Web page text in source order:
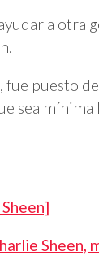
a otra
fue puesto
sea
Sheen,